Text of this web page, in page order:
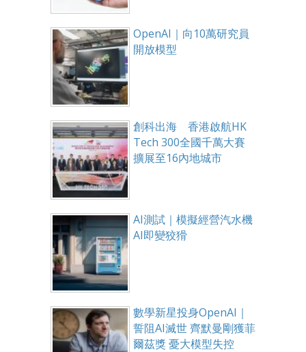
OpenAI｜向10萬研究員
開放模型
創科出海 香港啟航HK
Tech 300全國千萬大賽
擴展至16內地城市
AI測試｜模擬經營汽水機
AI即變狡猾
數學新星投身OpenAI｜
誓阻AI滅世 齊默曼剛獲菲
爾茲獎 憂大模型失控